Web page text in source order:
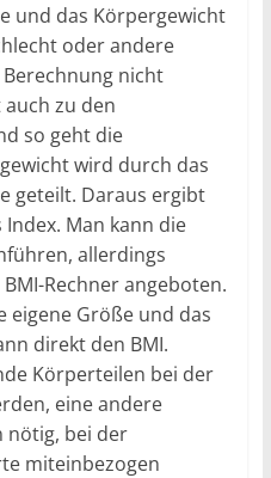
und das Körpergewicht
oder andere
nicht
zu den
so geht die
wird durch das
geteilt. Daraus ergibt
Man kann die
allerdings
Rechner angeboten.
eigene Größe und das
direkt den BMI.
Körperteilen bei der
eine andere
nötig, bei der
miteinbezogen